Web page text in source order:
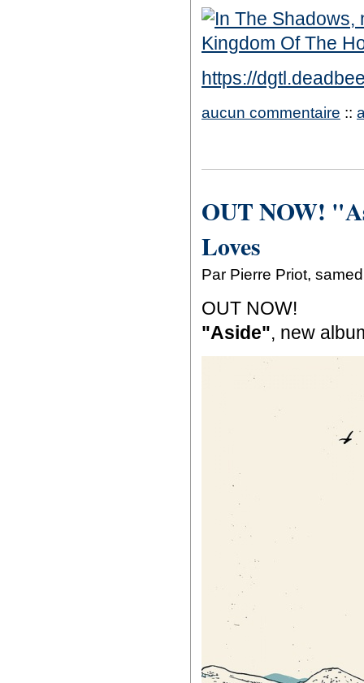
https://
aucun commentaire ::
OUT NOW!
Loves
Par Pierre Priot,
OUT NOW!
"Aside", new